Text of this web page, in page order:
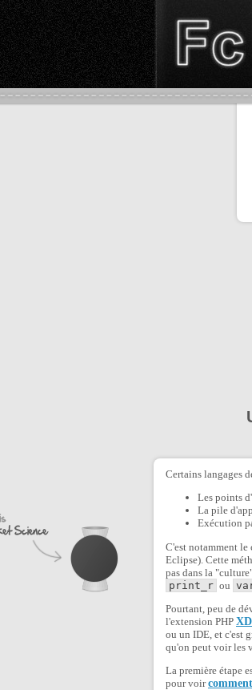
Certains langages
Les points
La pile
Exécution
C'est notamment le
Eclipse). Cette
pas dans la
print_r ou
Pourtant, peu de
l'extension PHP
ou un IDE, et c'est
qu'on peut voir les
La première étape
pour voir